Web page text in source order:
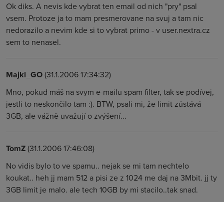
Ok diks. A nevis kde vybrat ten email od nich "pry" psal
vsem. Protoze ja to mam presmerovane na svuj a tam nic
nedorazilo a nevim kde si to vybrat primo - v user.nextra.cz
sem to nenasel.
Majkl_GO(31.1.2006 17:34:32)
Mno, pokud máš na svym e-mailu spam filter, tak se podívej,
jestli to neskončilo tam :). BTW, psali mi, že limit zůstává
3GB, ale vážně uvažují o zvýšení...
TomZ(31.1.2006 17:46:08)
No vidis bylo to ve spamu.. nejak se mi tam nechtelo
koukat.. heh jj mam 512 a pisi ze z 1024 me daj na 3Mbit. jj ty
3GB limit je malo. ale tech 10GB by mi stacilo..tak snad.